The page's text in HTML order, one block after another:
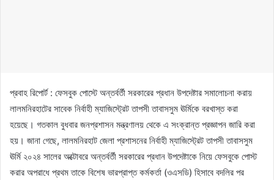
প্রবাহ রিপোর্ট : ফেসবুক পোস্টে অন্তর্বর্তী সরকারের প্রধান উপদেষ্টার সমালোচনা করায়
লালমনিরহাটের সাবেক নির্বাহী ম্যাজিস্ট্রেট তাপসী তাবাসসুম ঊর্মিকে বরখাস্ত করা
হয়েছে। গতকাল বুধবার জনপ্রশাসন মন্ত্রণালয় থেকে এ সংক্রান্ত প্রজ্ঞাপন জারি করা
হয়। জানা গেছে, লালমনিরহাট জেলা প্রশাসনের নির্বাহী ম্যাজিস্ট্রেট তাপসী তাবাসসুম
ঊর্মি ২০২৪ সালের অক্টোবরে অন্তর্বর্তী সরকারের প্রধান উপদেষ্টাকে নিয়ে ফেসবুকে পোস্ট
করার অপরাধে প্রথম তাকে বিশেষ ভারপ্রাপ্ত কর্মকর্তা (ওএসডি) হিসাবে বদলির পর